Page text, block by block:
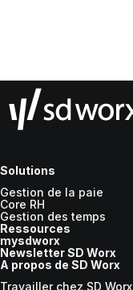
Solutions
Gestion de la paie
Core RH
Gestion des temps
Ressources
mysdworx
Newsletter SD Worx
A propos de SD Worx
Travailler chez SD Worx